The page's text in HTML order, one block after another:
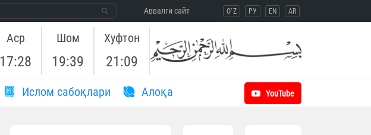
Aввалги сайт O`Z РУ EN AR
Аср
17:28
Шом
19:39
Хуфтон
21:09
Ислом сабоқлари Aлоқа YouTube